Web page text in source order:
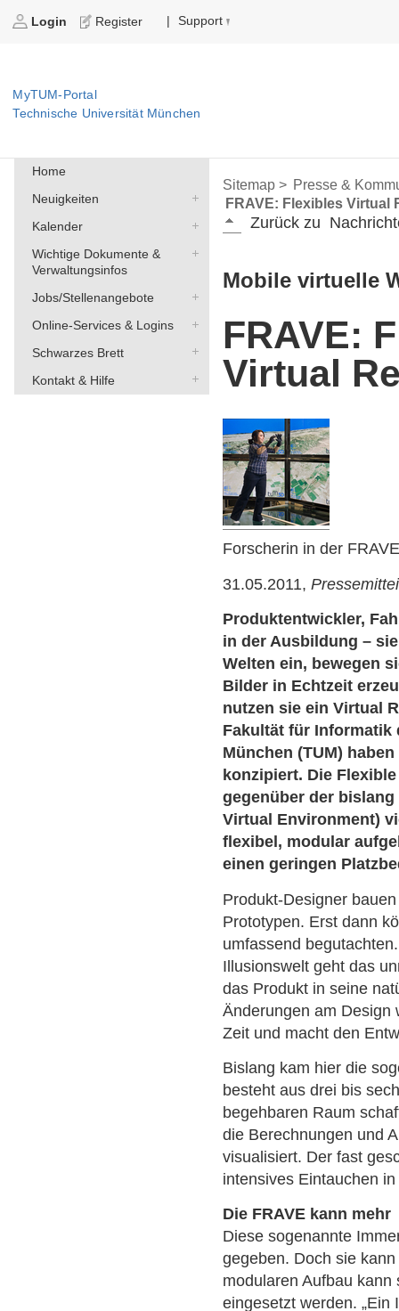
Login Register | Support
MyTUM-Portal
Technische Universität München
Home
Neuigkeiten
Kalender
Wichtige Dokumente &
Verwaltungsinfos
Jobs/Stellenangebote
Online-Services & Logins
Schwarzes Brett
Kontakt & Hilfe
Sitemap > Presse &
FRAVE: Flexibles Virtual
Zurück zu
Mobile virtuelle
FRAVE:
Virtual
Forscherin in der
31.05.2011,
Produktentwickler,
in der Ausbildung –
Welten ein, bewegen
Bilder in Echtzeit
nutzen sie ein Virtual
Fakultät für Informatik
München (TUM)
konzipiert. Die
gegenüber der
Virtual Environment)
flexibel, modular
einen geringen
Produkt-Designer
Prototypen. Erst dann
umfassend
Illusionswelt geht das
das Produkt in seine
Änderungen am Design
Zeit und macht den
Bislang kam hier die
besteht aus drei bis
begehbaren Raum
die Berechnungen und
visualisiert. Der fast
intensives Eintauchen
Die FRAVE kann mehr
Diese sogenannte
gegeben. Doch sie
modularen Aufbau
eingesetzt werden.